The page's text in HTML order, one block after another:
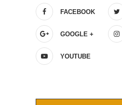
FACEBOOK
GOOGLE +
YOUTUBE